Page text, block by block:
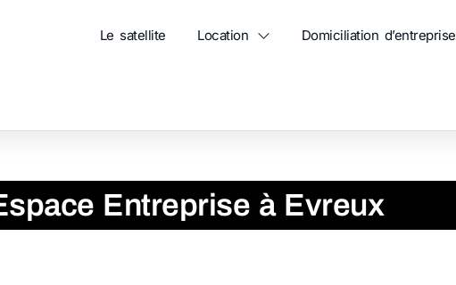
Le satellite Location Domiciliation d’entreprise
Entreprise à Evreux